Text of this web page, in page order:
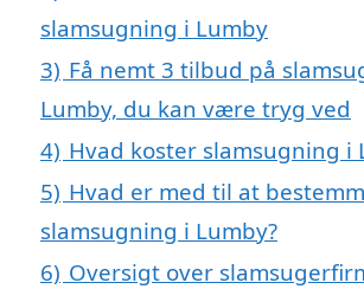
slamsugning i Lumby
3) Få nemt 3 tilbud på
Lumby, du kan være tryg ved
4) Hvad koster slamsugning i
5) Hvad er med til at
slamsugning i Lumby?
6) Oversigt over